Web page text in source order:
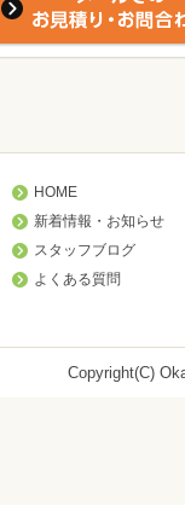
HOME
新着情報・お知らせ
スタッフブログ
よくある質問
Copyright(C)